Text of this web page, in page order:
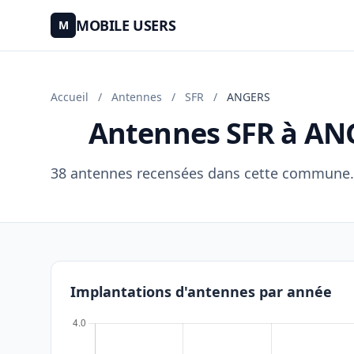
M MOBILE USERS
Accueil / Antennes / SFR / ANGERS
Antennes SFR à
38 antennes recensées dans cette commune.
Implantations d'antennes par année